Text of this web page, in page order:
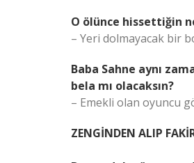
O ölünce hissettiğin
– Yeri dolmayacak bir
Baba Sahne aynı
bela mı olacaksın?
– Emekli olan oyuncu
ZENGİNDEN ALIP